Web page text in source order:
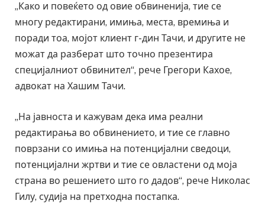
„Како и повеќето од овие обвиненија, тие се
многу редактирани, имиња, места, времиња и
поради тоа, мојот клиент г-дин Тачи, и другите не
можат да разберат што точно презентира
специјалниот обвинител“, рече Грегори Кахое,
адвокат на Хашим Тачи.
„На јавноста и кажувам дека има реални
редактирања во обвинението, и тие се главно
поврзани со имиња на потенцијални сведоци,
потенцијални жртви и тие се овластени од моја
страна во решението што го дадов“, рече Николас
Гилу, судија на претходна постапка.